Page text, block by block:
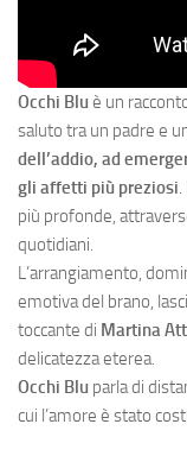
Occhi Bluè un
saluto tra un padre e
dell’addio, ad
gli affetti più preziosi
più profonde,
quotidiani.
L’arrangiamento,
emotiva del brano,
toccante di Martina
delicatezza eterea.
Occhi Blu parla di
cui l’amore è stato